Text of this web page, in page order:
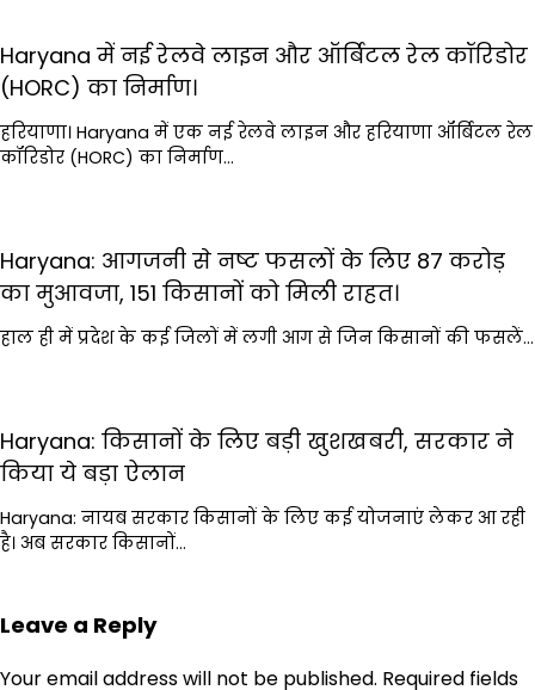
Haryana में नई रेलवे लाइन और ऑर्बिटल रेल कॉरिडोर
(HORC) का निर्माण।
हरियाणा। Haryana में एक नई रेलवे लाइन और हरियाणा ऑर्बिटल रेल
कॉरिडोर (HORC) का निर्माण…
Haryana: आगजनी से नष्ट फसलों के लिए 87 करोड़
का मुआवजा, 151 किसानों को मिली राहत।
हाल ही में प्रदेश के कई जिलों में लगी आग से जिन किसानों की फसलें…
Haryana: किसानों के लिए बड़ी खुशखबरी, सरकार ने
किया ये बड़ा ऐलान
Haryana: नायब सरकार किसानों के लिए कई योजनाएं लेकर आ रही
है। अब सरकार किसानों…
Leave a Reply
Your email address will not be published. Required fields